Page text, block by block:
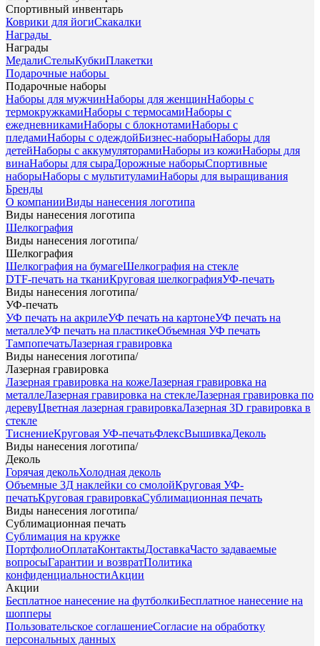
Спортивный инвентарь
Коврики для йогиСкакалки
Награды
Награды
МедалиСтелыКубкиПлакетки
Подарочные наборы
Подарочные наборы
Наборы для мужчинНаборы для женщинНаборы с
термокружкамиНаборы с термосамиНаборы с
ежедневникамиНаборы с блокнотамиНаборы с
пледамиНаборы с одеждойБизнес-наборыНаборы для
детейНаборы с аккумуляторамиНаборы из кожиНаборы для
винаНаборы для сыраДорожные наборыСпортивные
наборыНаборы с мультитуламиНаборы для выращивания
Бренды
О компанииВиды нанесения логотипа
Виды нанесения логотипа
Шелкография
Виды нанесения логотипа/
Шелкография
Шелкография на бумагеШелкография на стекле
DTF-печать на тканиКруговая шелкографияУФ-печать
Виды нанесения логотипа/
УФ-печать
УФ печать на акрилеУФ печать на картонеУФ печать на
металлеУФ печать на пластикеОбъемная УФ печать
ТампопечатьЛазерная гравировка
Виды нанесения логотипа/
Лазерная гравировка
Лазерная гравировка на кожеЛазерная гравировка на
металлеЛазерная гравировка на стеклеЛазерная гравировка по
деревуЦветная лазерная гравировкаЛазерная 3D гравировка в
стекле
ТиснениеКруговая УФ-печатьФлексВышивкаДеколь
Виды нанесения логотипа/
Деколь
Горячая декольХолодная деколь
Объемные 3Д наклейки со смолойКруговая УФ-
печатьКруговая гравировкаСублимационная печать
Виды нанесения логотипа/
Сублимационная печать
Сублимация на кружке
ПортфолиоОплатаКонтактыДоставкаЧасто задаваемые
вопросыГарантии и возвратПолитика
конфиденциальностиАкции
Акции
Бесплатное нанесение на футболкиБесплатное нанесение на
шопперы
Пользовательское соглашениеСогласие на обработку
персональных данных